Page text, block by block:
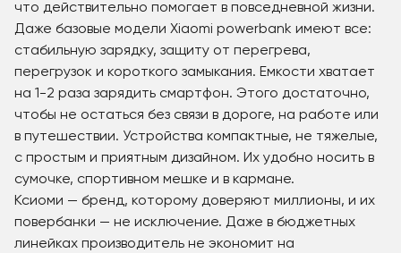
что действительно помогает в повседневной жизни.
Даже базовые модели Xiaomi powerbank имеют все:
стабильную зарядку, защиту от перегрева,
перегрузок и короткого замыкания. Емкости хватает
на 1-2 раза зарядить смартфон. Этого достаточно,
чтобы не остаться без связи в дороге, на работе или
в путешествии. Устройства компактные, не тяжелые,
с простым и приятным дизайном. Их удобно носить в
сумочке, спортивном мешке и в кармане.
Ксиоми — бренд, которому доверяют миллионы, и их
повербанки — не исключение. Даже в бюджетных
линейках производитель не экономит на